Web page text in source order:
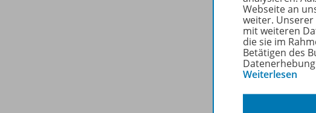
Webseite an
weiter.
mit weiteren
die sie im
Betätigen des
Datenerhebung
Weiterlesen